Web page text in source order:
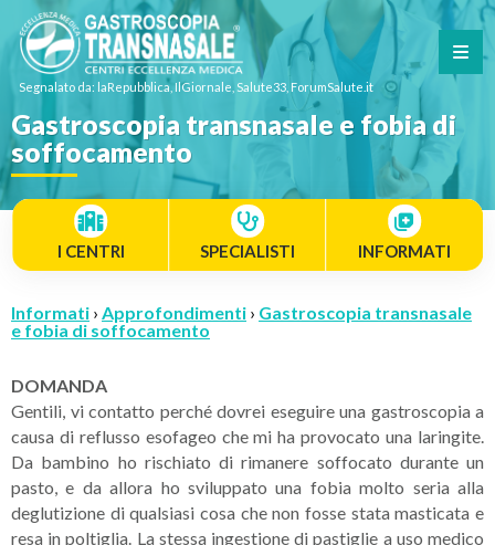
Segnalato da: laRepubblica, IlGiornale, Salute33, ForumSalute.it
Gastroscopia transnasale e fobia di
soffocamento
I CENTRI SPECIALISTI INFORMATI
Informati › Approfondimenti › Gastroscopia transnasale
e fobia di soffocamento
DOMANDA
Gentili, vi contatto perché dovrei eseguire una gastroscopia a
causa di reflusso esofageo che mi ha provocato una laringite.
Da bambino ho rischiato di rimanere soffocato durante un
pasto, e da allora ho sviluppato una fobia molto seria alla
deglutizione di qualsiasi cosa che non fosse stata masticata e
resa in poltiglia. La stessa ingestione di pastiglie a uso medico